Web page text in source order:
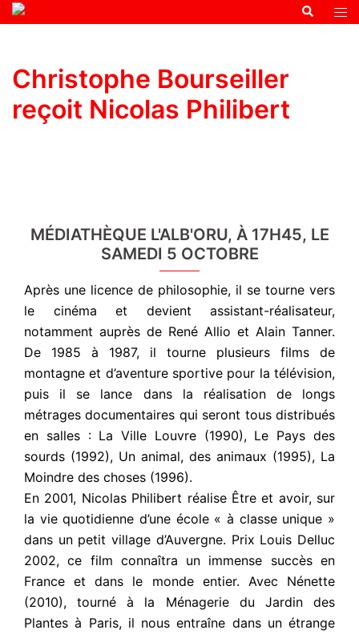
Christophe Bourseiller
reçoit Nicolas Philibert
MÉDIATHÈQUE L'ALB'ORU, À 17H45, LE
SAMEDI 5 OCTOBRE
Après une licence de philosophie, il se tourne vers
le cinéma et devient assistant-réalisateur,
notamment auprès de René Allio et Alain Tanner.
De 1985 à 1987, il tourne plusieurs films de
montagne et d’aventure sportive pour la télévision,
puis il se lance dans la réalisation de longs
métrages documentaires qui seront tous distribués
en salles : La Ville Louvre (1990), Le Pays des
sourds (1992), Un animal, des animaux (1995), La
Moindre des choses (1996).
En 2001, Nicolas Philibert réalise Être et avoir, sur
la vie quotidienne d’une école « à classe unique »
dans un petit village d’Auvergne. Prix Louis Delluc
2002, ce film connaîtra un immense succès en
France et dans le monde entier. Avec Nénette
(2010), tourné à la Ménagerie du Jardin des
Plantes à Paris, il nous entraîne dans un étrange